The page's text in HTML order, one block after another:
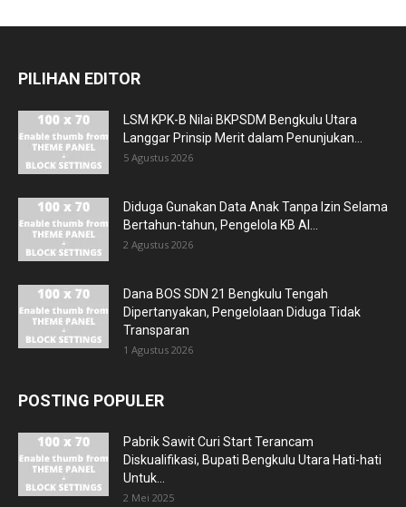
PILIHAN EDITOR
LSM KPK-B Nilai BKPSDM Bengkulu Utara
Langgar Prinsip Merit dalam Penunjukan...
5 Agustus 2026
Diduga Gunakan Data Anak Tanpa Izin Selama
Bertahun-tahun, Pengelola KB Al...
2 Agustus 2026
Dana BOS SDN 21 Bengkulu Tengah
Dipertanyakan, Pengelolaan Diduga Tidak
Transparan
1 Agustus 2026
POSTING POPULER
Pabrik Sawit Curi Start Terancam
Diskualifikasi, Bupati Bengkulu Utara Hati-hati
Untuk...
2 Mei 2025